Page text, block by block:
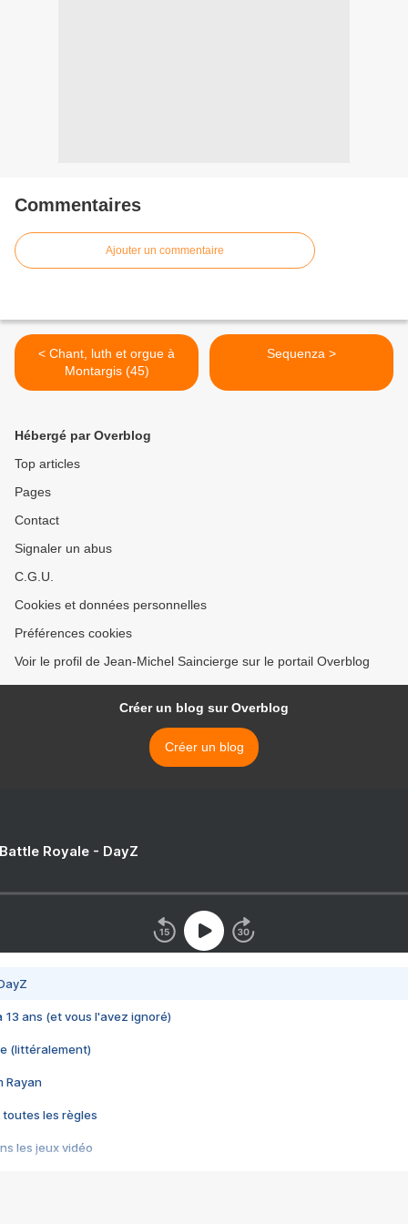
Commentaires
Ajouter un commentaire
< Chant, luth et orgue à
Montargis (45)
Sequenza >
Hébergé par Overblog
Top articles
Pages
Contact
Signaler un abus
C.G.U.
Cookies et données personnelles
Préférences cookies
Voir le profil de Jean-Michel Saincierge sur le portail Overblog
Créer un blog sur Overblog
Créer un blog
Royale - DayZ
13 ans (et vous l'avez ignoré)
(littéralement)
Rayan
toutes les règles
les jeux vidéo